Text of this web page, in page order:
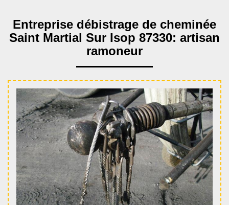
Entreprise débistrage de cheminée
Saint Martial Sur Isop 87330: artisan
ramoneur